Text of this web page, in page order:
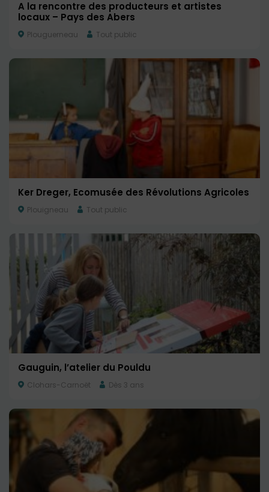
A la rencontre des producteurs et artistes
locaux – Pays des Abers
Plouguerneau Tout public
Ker Dreger, Ecomusée des Révolutions Agricoles
Plouigneau Tout public
Gauguin, l’atelier du Pouldu
Clohars-Carnoët Dès 3 ans